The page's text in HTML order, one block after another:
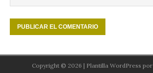
Copyright © 2026 | Plantilla WordPress por